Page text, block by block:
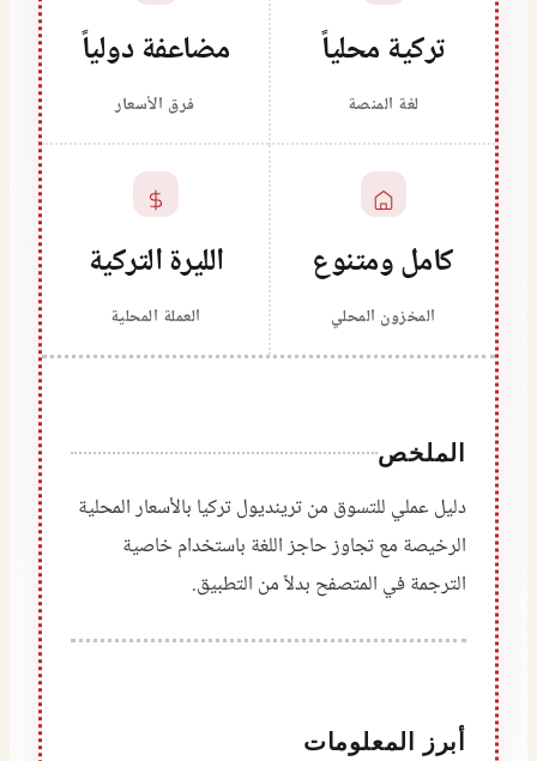
تركية محلياً
لغة المنصة
مضاعفة دولياً
فرق الأسعار
كامل ومتنوع
المخزون المحلي
الليرة التركية
العملة المحلية
الملخص
دليل عملي للتسوق من ترينديول تركيا بالأسعار المحلية
الرخيصة مع تجاوز حاجز اللغة باستخدام خاصية
الترجمة في المتصفح بدلاً من التطبيق.
أبرز المعلومات